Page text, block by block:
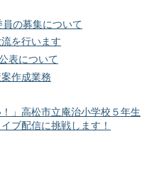
の募集について
を行います
表について
作成業務
」高松市立庵治小学校５年生
ブ配信に挑戦します！